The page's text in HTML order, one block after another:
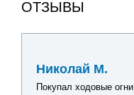
ОТЗЫВЫ
Николай М.
Покупал ходовые